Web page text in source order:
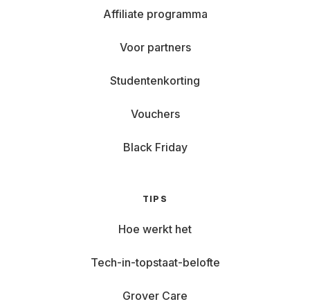
Affiliate programma
Voor partners
Studentenkorting
Vouchers
Black Friday
TIPS
Hoe werkt het
Tech-in-topstaat-belofte
Grover Care